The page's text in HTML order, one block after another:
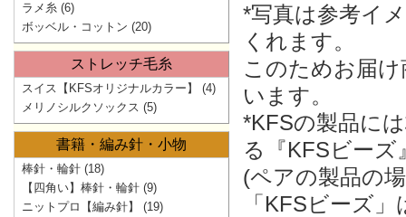
*写真は参考イ
くれます。
このためお届
います。
*KFSの製品に
る『KFSビー
(ペアの製品の
「KFSビーズ
ラメ糸 (6)
ボッベル・コットン (20)
ストレッチ毛糸
スイス【KFSオリジナルカラー】
(4)
メリノシルクソックス (5)
書籍・編み針・小物
棒針・輪針 (18)
【四角い】棒針・輪針 (9)
ニットプロ【編み針】
(19)